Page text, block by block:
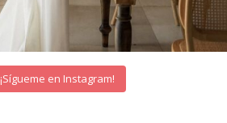
¡Sígueme en Instagram!